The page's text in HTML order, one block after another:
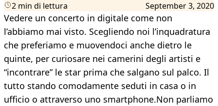
2 min di lettura September 3, 2020
Vedere un concerto in digitale come non
l’abbiamo mai visto. Scegliendo noi l’inquadratura
che preferiamo e muovendoci anche dietro le
quinte, per curiosare nei camerini degli artisti e
“incontrare” le star prima che salgano sul palco. Il
tutto stando comodamente seduti in casa o in
ufficio o attraverso uno smartphone.Non parliamo